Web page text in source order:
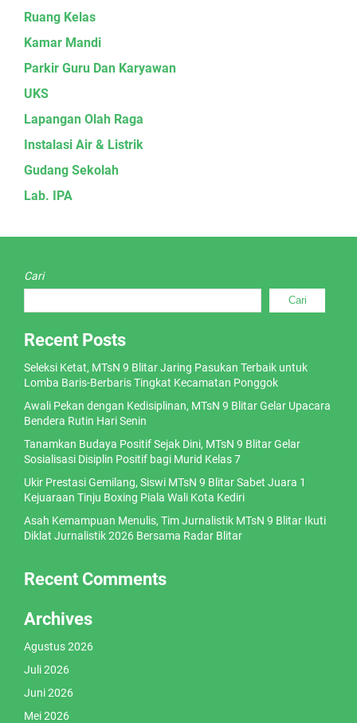
Ruang Kelas
Kamar Mandi
Parkir Guru Dan Karyawan
UKS
Lapangan Olah Raga
Instalasi Air & Listrik
Gudang Sekolah
Lab. IPA
Cari
Cari
Recent Posts
Seleksi Ketat, MTsN 9 Blitar Jaring Pasukan Terbaik untuk
Lomba Baris-Berbaris Tingkat Kecamatan Ponggok
Awali Pekan dengan Kedisiplinan, MTsN 9 Blitar Gelar Upacara
Bendera Rutin Hari Senin
Tanamkan Budaya Positif Sejak Dini, MTsN 9 Blitar Gelar
Sosialisasi Disiplin Positif bagi Murid Kelas 7
Ukir Prestasi Gemilang, Siswi MTsN 9 Blitar Sabet Juara 1
Kejuaraan Tinju Boxing Piala Wali Kota Kediri
Asah Kemampuan Menulis, Tim Jurnalistik MTsN 9 Blitar Ikuti
Diklat Jurnalistik 2026 Bersama Radar Blitar
Recent Comments
Archives
Agustus 2026
Juli 2026
Juni 2026
Mei 2026